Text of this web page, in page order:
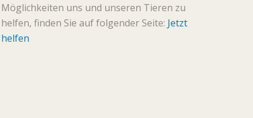
Möglichkeiten uns und unseren Tieren zu
helfen, finden Sie auf folgender Seite: Jetzt
helfen